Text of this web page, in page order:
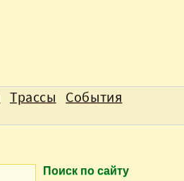
Трассы События
Поиск по сайту